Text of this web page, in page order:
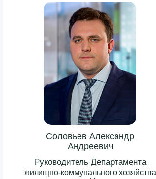
Соловьев Александр
Андреевич
Руководитель Департамента
жилищно-коммунального хозяйства